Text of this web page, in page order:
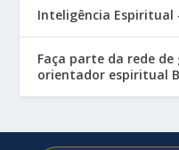
Inteligência
Faça parte da rede
orientador espiritual